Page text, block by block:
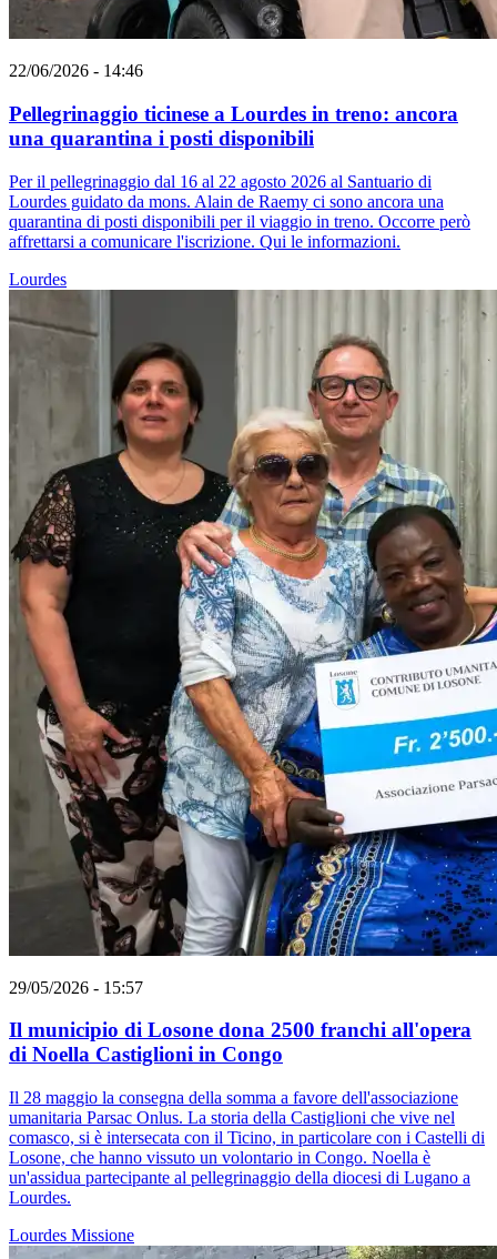
22/06/2026 - 14:46
Pellegrinaggio ticinese a Lourdes in treno: ancora
una quarantina i posti disponibili
Per il pellegrinaggio dal 16 al 22 agosto 2026 al Santuario di
Lourdes guidato da mons. Alain de Raemy ci sono ancora una
quarantina di posti disponibili per il viaggio in treno. Occorre però
affrettarsi a comunicare l'iscrizione. Qui le informazioni.
Lourdes
29/05/2026 - 15:57
Il municipio di Losone dona 2500 franchi all'opera
di Noella Castiglioni in Congo
Il 28 maggio la consegna della somma a favore dell'associazione
umanitaria Parsac Onlus. La storia della Castiglioni che vive nel
comasco, si è intersecata con il Ticino, in particolare con i Castelli di
Losone, che hanno vissuto un volontario in Congo. Noella è
un'assidua partecipante al pellegrinaggio della diocesi di Lugano a
Lourdes.
Lourdes Missione